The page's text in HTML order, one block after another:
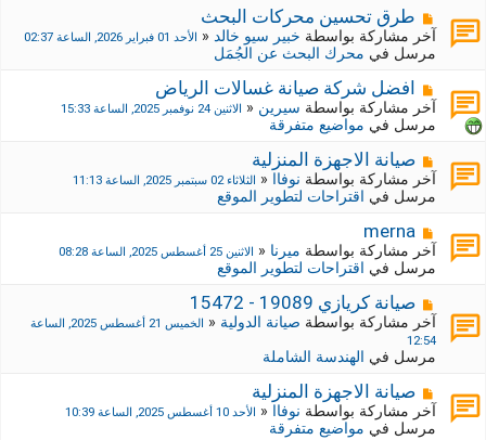
ج
د
ي
ة
م
ش
ر
ك
ة
ج
د
د
ة
طرق تحسين محركات البحث
آخر مشاركة بواسطة خبير سيو خالد« الأحد 01 فبراير 2026, الساعة 02:37
مرسل في محرك البحث عن الجُمَل
م
ش
ر
ك
ة
ج
د
د
ة
افضل شركة صيانة غسالات الرياض
آخر مشاركة بواسطة سيرين« الاثنين 24 نوفمبر 2025, الساعة 15:33
مرسل في مواضيع متفرقة
م
ش
ر
ك
ة
ج
د
د
ة
صيانة الاجهزة المنزلية
آخر مشاركة بواسطة نوفاا« الثلاثاء 02 سبتمبر 2025, الساعة 11:13
مرسل في اقتراحات لتطوير الموقع
م
ش
ر
ك
ة
ج
د
ي
ة
merna
آخر مشاركة بواسطة ميرنا« الاثنين 25 أغسطس 2025, الساعة 08:28
مرسل في اقتراحات لتطوير الموقع
م
ش
ا
ك
ة
ج
د
صيانة كريازي 19089 - 15472
آخر مشاركة بواسطة صيانة الدولية«
الخميس 21 أغسطس 2025, الساعة
12:54
مرسل في الهندسة الشاملة
م
ش
صيانة الاجهزة المنزلية
آخر مشاركة بواسطة نوفاا« الأحد 10 أغسطس 2025, الساعة 10:39
مرسل في مواضيع متفرقة